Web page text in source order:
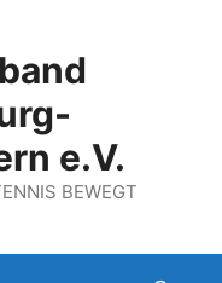
e.V.
BEWEGT